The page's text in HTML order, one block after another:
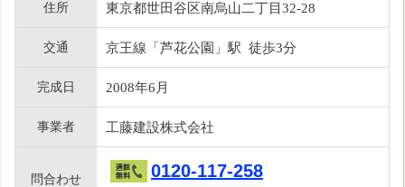
住所 東京都世田谷区南烏山二丁目32-28
交通 京王線「芦花公園」駅 徒歩3分
完成日 2008年6月
事業者 工藤建設株式会社
問合わせ 0120-117-258